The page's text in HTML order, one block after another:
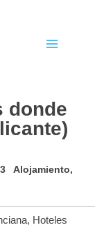
donde
Alojamiento,
, Hoteles